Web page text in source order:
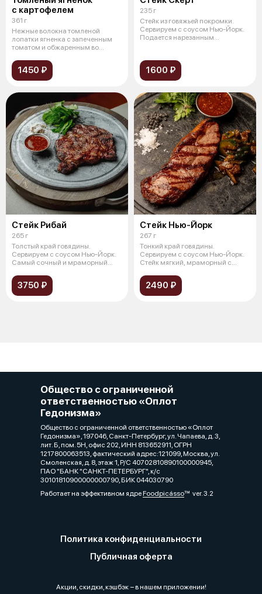
с картофелем
361 г
Нежные волокна томленой
лопатки ягненка с запеченным
томатом и обжаренным во
1450 ₽
235 г
Стейк из говяжьей покромки.
Сервируем с cоусом Нью-Йорк.
Подается нарезанным
1600 ₽
Стейк Рибай
265 г
Толстый край говядины.
Сервируем с cоусом Нью-Йорк.
Самый сочный и мраморный
3750 ₽
Стейк Нью-Йорк
267 г
Тонкий край говядины.
Сервируем с соусом Нью-Йорк.
Стейк мягкий, мраморный с
2490 ₽
Общество с ограниченной
ответственностью «Оплот
Гедонизма»
Общество с ограниченной ответственностью «Оплот
Гедонизма», 197046, Санкт-Петербург, ул. Чапаева, д. 3,
лит. Б, пом. 5Н, офис 202, ИНН 813652911, ОГРН
1217800063513, фактический адрес:121099, Москва, ул.
Смоленская, д. 8, этаж 1, Р/C 40702810890100000945,
ПАО "БАНК "САНКТ-ПЕТЕРБУРГ", к/с
30101810900000000790, БИК 044030790
Работает на эффективном ядреFoodpicássover. 3.2
Политика конфиденциальности
Публичная оферта
Акции, скидки, кэшбэк − в нашем приложении!